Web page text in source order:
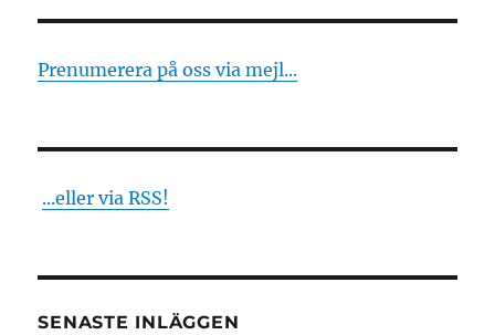
Prenumerera på oss via mejl...
...eller via RSS!
SENASTE INLÄGGEN